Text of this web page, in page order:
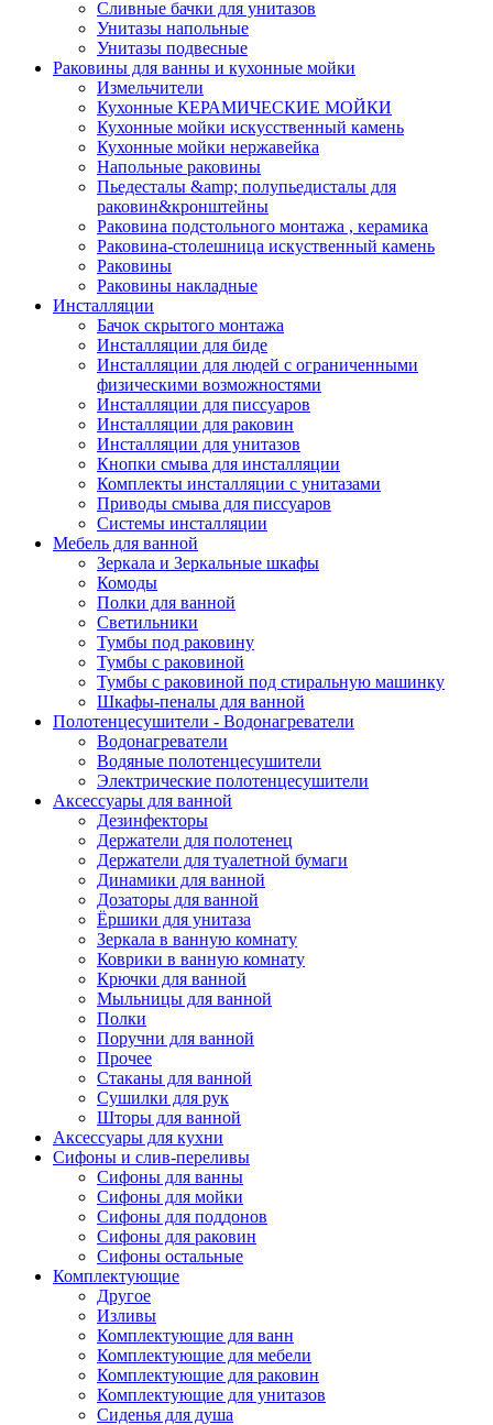
Сливные бачки для унитазов
Унитазы напольные
Унитазы подвесные
Раковины для ванны и кухонные мойки
Измельчители
Кухонные КЕРАМИЧЕСКИЕ МОЙКИ
Кухонные мойки искусственный камень
Кухонные мойки нержавейка
Напольные раковины
Пьедесталы &amp; полупьедисталы для
раковин&кронштейны
Раковина подстольного монтажа , керамика
Раковина-столешница искуственный камень
Раковины
Раковины накладные
Инсталляции
Бачок скрытого монтажа
Инсталляции для биде
Инсталляции для людей с ограниченными
физическими возможностями
Инсталляции для писсуаров
Инсталляции для раковин
Инсталляции для унитазов
Кнопки смыва для инсталляции
Комплекты инсталляции с унитазами
Приводы смыва для писсуаров
Системы инсталляции
Мебель для ванной
Зеркала и Зеркальные шкафы
Комоды
Полки для ванной
Светильники
Тумбы под раковину
Тумбы с раковиной
Тумбы с раковиной под стиральную машинку
Шкафы-пеналы для ванной
Полотенцесушители - Водонагреватели
Водонагреватели
Водяные полотенцесушители
Электрические полотенцесушители
Аксессуары для ванной
Дезинфекторы
Держатели для полотенец
Держатели для туалетной бумаги
Динамики для ванной
Дозаторы для ванной
Ёршики для унитаза
Зеркала в ванную комнату
Коврики в ванную комнату
Крючки для ванной
Мыльницы для ванной
Полки
Поручни для ванной
Прочее
Стаканы для ванной
Сушилки для рук
Шторы для ванной
Аксессуары для кухни
Сифоны и слив-переливы
Сифоны для ванны
Сифоны для мойки
Сифоны для поддонов
Сифоны для раковин
Сифоны остальные
Комплектующие
Другое
Изливы
Комплектующие для ванн
Комплектующие для мебели
Комплектующие для раковин
Комплектующие для унитазов
Сиденья для душа